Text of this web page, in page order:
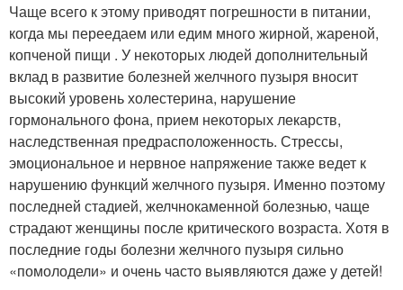
Чаще всего к этому приводят погрешности в питании,
когда мы переедаем или едим много жирной, жареной,
копченой пищи . У некоторых людей дополнительный
вклад в развитие болезней желчного пузыря вносит
высокий уровень холестерина, нарушение
гормонального фона, прием некоторых лекарств,
наследственная предрасположенность. Стрессы,
эмоциональное и нервное напряжение также ведет к
нарушению функций желчного пузыря. Именно поэтому
последней стадией, желчнокаменной болезнью, чаще
страдают женщины после критического возраста. Хотя в
последние годы болезни желчного пузыря сильно
«помолодели» и очень часто выявляются даже у детей!